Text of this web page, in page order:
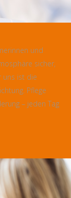
und
sicher,
uns ist die
Pflege
– jeden Tag